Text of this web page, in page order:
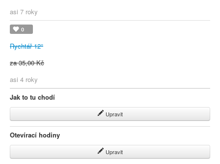
asi 7 roky
0
Rychtář 12°
za 35,00 Kč
asi 4 roky
Jak to tu chodí
Upravit
Otevírací hodiny
Upravit